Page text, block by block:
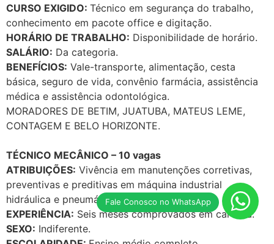
CURSO EXIGIDO: Técnico em segurança do trabalho,
conhecimento em pacote office e digitação.
HORÁRIO DE TRABALHO: Disponibilidade de horário.
SALÁRIO: Da categoria.
BENEFÍCIOS: Vale-transporte, alimentação, cesta
básica, seguro de vida, convênio farmácia, assistência
médica e assistência odontológica.
MORADORES DE BETIM, JUATUBA, MATEUS LEME,
CONTAGEM E BELO HORIZONTE.
TÉCNICO MECÂNICO – 10 vagas
ATRIBUIÇÕES: Vivência em manutenções corretivas,
preventivas e preditivas em máquina industrial
hidráulica e pneumática
EXPERIÊNCIA: Seis meses comprovados em carteira.
SEXO: Indiferente.
Fale Conosco no WhatsApp